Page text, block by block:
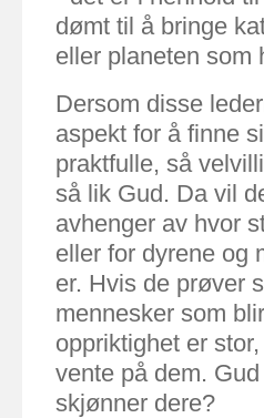
dømt til å bringe
eller planeten som
Dersom disse
aspekt for å finne
praktfulle, så
så lik Gud. Da vil
avhenger av hvor
eller for dyrene og
er. Hvis de prøver
mennesker som
oppriktighet er
vente på dem.
skjønner dere?